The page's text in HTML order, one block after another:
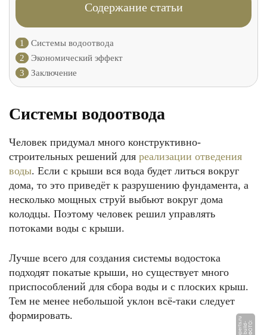
Содержание статьи
1
Системы водоотвода
2
Экономический эффект
3
Заключение
Системы водоотвода
Человек придумал много конструктивно-
строительных решений для реализации отведения
воды. Если с крыши вся вода будет литься вокруг
дома, то это приведёт к разрушению фундамента, а
несколько мощных струй выбьют вокруг дома
колодцы. Поэтому человек решил управлять
потоками воды с крыши.
Лучше всего для создания системы водостока
подходят покатые крыши, но существует много
приспособлений для сбора воды и с плоских крыш.
Тем не менее небольшой уклон всё-таки следует
формировать.
Ф
О
Т
О:
b
uil
d
-
e
x
p
e
r
t
s.
r
u